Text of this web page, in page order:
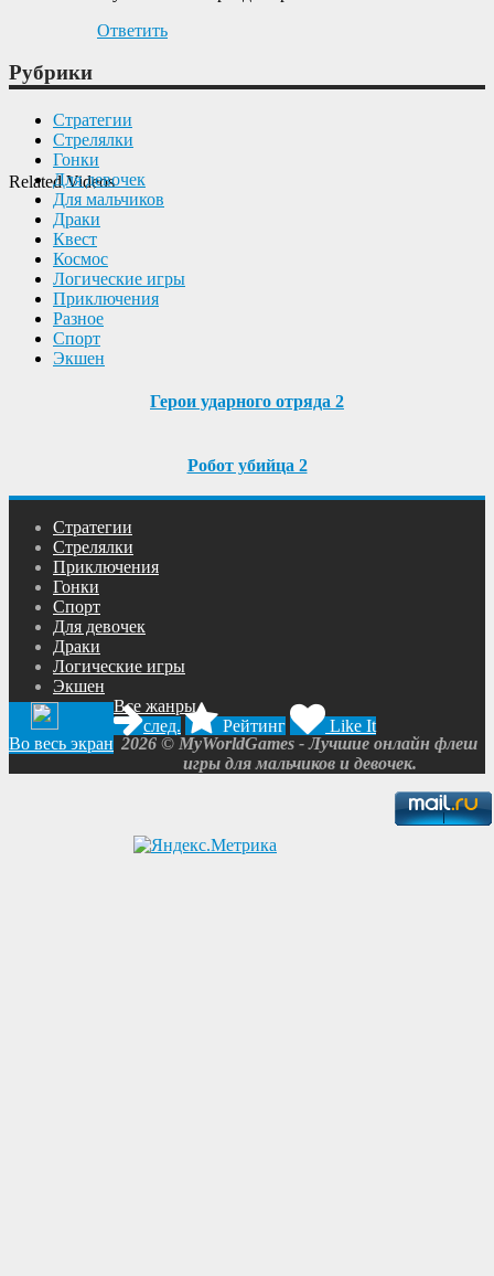
Related Videos
след. Рейтинг
Like It
Во весь экран
Ответить
Рубрики
Cтратегии
Cтрелялки
Гонки
Для девочек
Для мальчиков
Драки
Квест
Космос
Логические игры
Приключения
Разное
Спорт
Экшен
Герои ударного отряда 2
Робот убийца 2
Cтратегии
Cтрелялки
Приключения
Гонки
Спорт
Для девочек
Драки
Логические игры
Экшен
Все жанры
2026 © MyWorldGames - Лучшие онлайн флеш
игры для мальчиков и девочек.